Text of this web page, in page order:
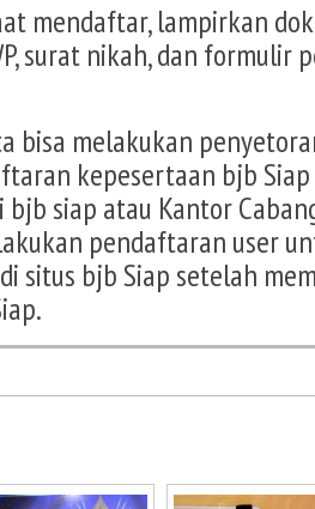
mendaftar, lampirkan
surat nikah, dan formulir
bisa melakukan
kepesertaan bjb
siap atau Kantor
pendaftaran user
situs bjb Siap setelah